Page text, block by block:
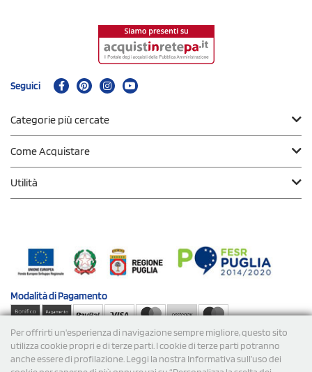
Per offrirti un'esperienza di navigazione sempre migliore, questo sito
utilizza cookie propri e di terze parti. I cookie di terze parti potranno
anche essere di profilazione. Leggi la nostra Informativa sull’uso dei
Seguici
Categorie più cercate
Come Acquistare
Utilità
Modalità diPagamento
Spedizioni